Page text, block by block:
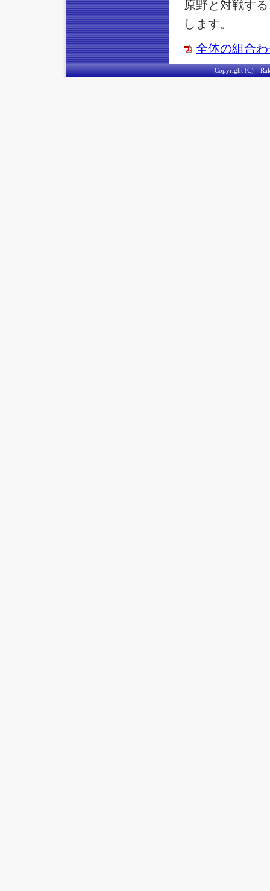
原野と対戦す
します。
全体の組合
Copyright (C)